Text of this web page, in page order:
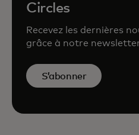
Circles
Recevez les dernières
grâce à notre
S’abonner